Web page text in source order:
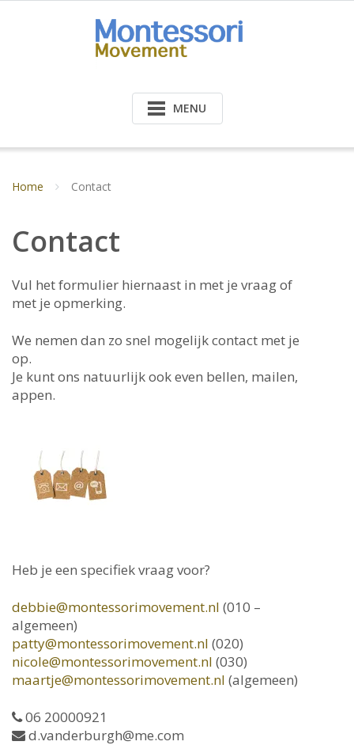
MENU
Home Contact
Contact
Vul het formulier hiernaast in met je vraag of
met je opmerking.
We nemen dan zo snel mogelijk contact met je
op.
Je kunt ons natuurlijk ook even bellen, mailen,
appen.
Heb je een specifiek vraag voor?
debbie@montessorimovement.nl (010 –
algemeen)
patty@montessorimovement.nl (020)
nicole@montessorimovement.nl (030)
maartje@montessorimovement.nl (algemeen)
06 20000921
d.vanderburgh@me.com